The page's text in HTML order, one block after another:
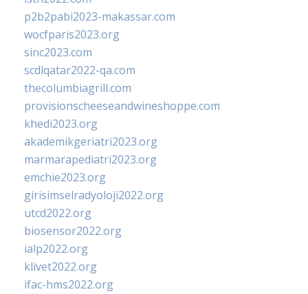
p2b2pabi2023-makassar.com
wocfparis2023.org
sinc2023.com
scdlqatar2022-qa.com
thecolumbiagrill.com
provisionscheeseandwineshoppe.com
khedi2023.org
akademikgeriatri2023.org
marmarapediatri2023.org
emchie2023.org
girisimselradyoloji2022.org
utcd2022.org
biosensor2022.org
ialp2022.org
klivet2022.org
ifac-hms2022.org